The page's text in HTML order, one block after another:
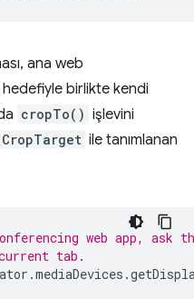
ana web
hedefiyle birlikte kendi
cropTo() işlevini
CropTarget ile tanımlanan
web app, ask
tab.
.mediaDevices .